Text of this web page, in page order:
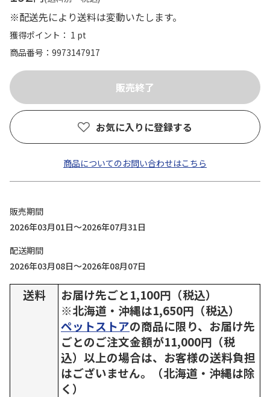
※配送先により送料は変動いたします。
獲得ポイント： 1 pt
商品番号
9973147917
お気に入りに登録する
商品についてのお問い合わせはこちら
販売期間
2026年03月01日～2026年07月31日
配送期間
2026年03月08日～2026年08月07日
送料
お届け先ごと1,100円（税込）
※北海道・沖縄は1,650円（税込）
ペットストアの商品に限り、お届け先
ごとのご注文金額が11,000円（税
込）以上の場合は、お客様の送料負担
はございません。（北海道・沖縄は除
く）